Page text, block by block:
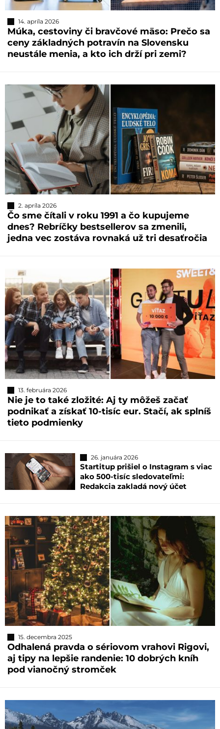
14. apríla 2026
Múka, cestoviny či bravčové mäso: Prečo sa
ceny základných potravín na Slovensku
neustále menia, a kto ich drží pri zemi?
2. apríla 2026
Čo sme čítali v roku 1991 a čo kupujeme
dnes? Rebríčky bestsellerov sa zmenili,
jedna vec zostáva rovnaká už tri desaťročia
13. februára 2026
Nie je to také zložité: Aj ty môžeš začať
podnikať a získať 10-tisíc eur. Stačí, ak splníš
tieto podmienky
26. januára 2026
Startitup prišiel o Instagram s viac
ako 500-tisíc sledovateľmi:
Redakcia zakladá nový účet
15. decembra 2025
Odhalená pravda o sériovom vrahovi Rigovi,
aj tipy na lepšie randenie: 10 dobrých kníh
pod vianočný stromček